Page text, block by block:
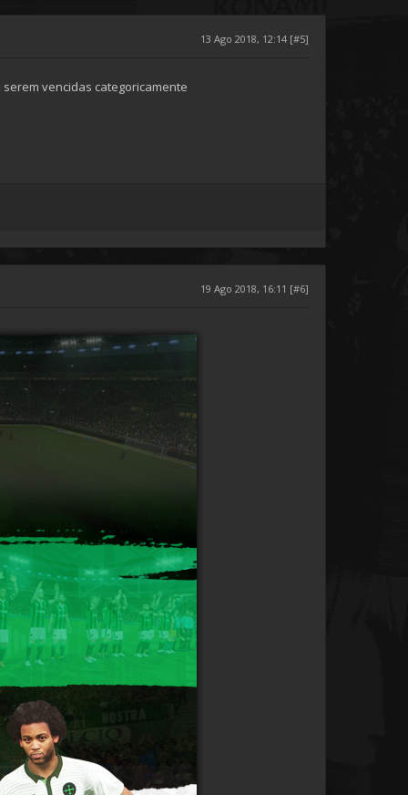
13 Ago 2018, 12:14 [#5]
vencidas categoricamente
19 Ago 2018, 16:11 [#6]